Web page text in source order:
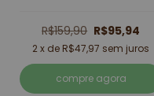
R$159,90 R$95,94
2x de R$47,97 sem juros
compre agora